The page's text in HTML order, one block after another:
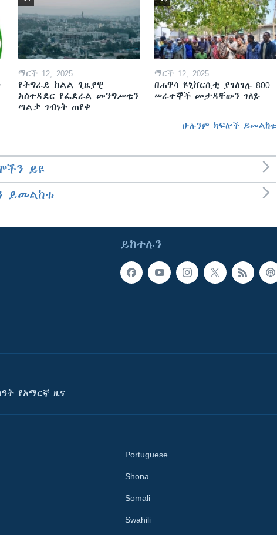
ማርች 12, 2025
የትግራይ ክልል ጊዜያዊ
አስተዳደር የፌደራል መንግሥቱን
ጣልቃ ገብነት ጠየቀ
ማርች 12, 2025
በሐዋሳ ዩኒቨርሲቲ ያገለገሉ 800
ሠራተኞች መታዳቸውን ገለጹ
ሁሉንም ክፍሎች ይመልከቱ
ይዩ
ይመልከቱ
ይከተሉን
የአማርኛ ዜና
Portuguese
Shona
Somali
Swahili